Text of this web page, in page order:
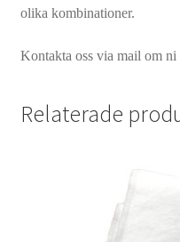
olika kombinationer.
Kontakta oss via mail om ni
Relaterade